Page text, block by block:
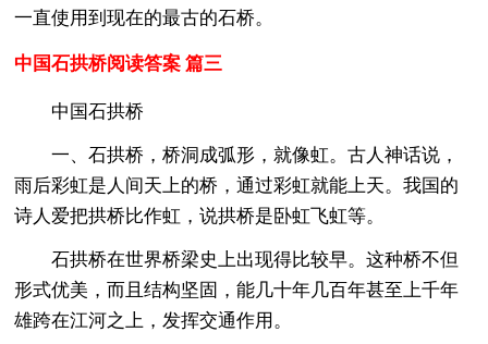
一直使用到现在的最古的石桥。
中国石拱桥阅读答案 篇三
中国石拱桥
一、石拱桥，桥洞成弧形，就像虹。古人神话说，
雨后彩虹是人间天上的桥，通过彩虹就能上天。我国的
诗人爱把拱桥比作虹，说拱桥是卧虹飞虹等。
石拱桥在世界桥梁史上出现得比较早。这种桥不但
形式优美，而且结构坚固，能几十年几百年甚至上千年
雄跨在江河之上，发挥交通作用。